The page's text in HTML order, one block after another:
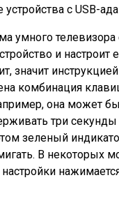
с USB-
умного телевизора
и настроит
значит инструкцией
комбинация
она может
три
зеленый
В некоторых